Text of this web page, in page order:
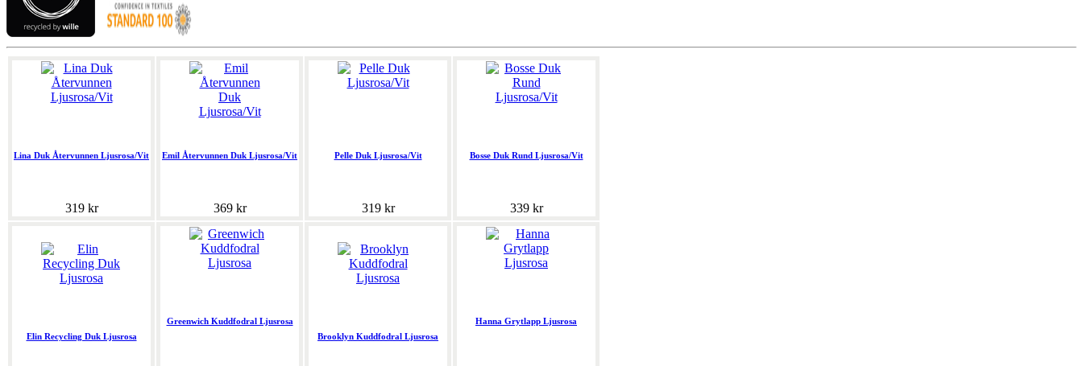
Lina Duk Återvunnen Ljusrosa/Vit
319 kr
Emil Återvunnen Duk Ljusrosa/Vit
369 kr
Pelle Duk Ljusrosa/Vit
319 kr
Bosse Duk Rund Ljusrosa/Vit
339 kr
Elin Recycling Duk Ljusrosa
Greenwich Kuddfodral Ljusrosa
Brooklyn Kuddfodral Ljusrosa
Hanna Grytlapp Ljusrosa